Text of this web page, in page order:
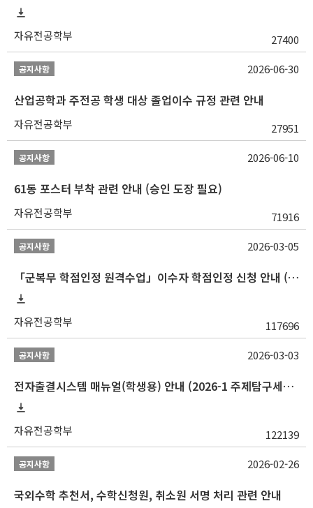
자유전공학부 27400
공지사항
산업공학과 주전공 학생 대상 졸업이수 규정 관련 안내
자유전공학부 27951
2026-06-30
공지사항
61동 포스터 부착 관련 안내 (승인 도장 필요)
자유전공학부 71916
2026-06-10
공지사항
「군복무 학점인정 원격수업」이수자 학점인정 신청 안내 (2025-2 이전 군복무 원격수업 수강자 필독)
자유전공학부 117696
2026-03-05
공지사항
전자출결시스템 매뉴얼(학생용) 안내 (2026-1 주제탐구세미나 1 (001 분반) 등)
자유전공학부 122139
2026-03-03
공지사항
국외수학 추천서, 수학신청원, 취소원 서명 처리 관련 안내
2026-02-26